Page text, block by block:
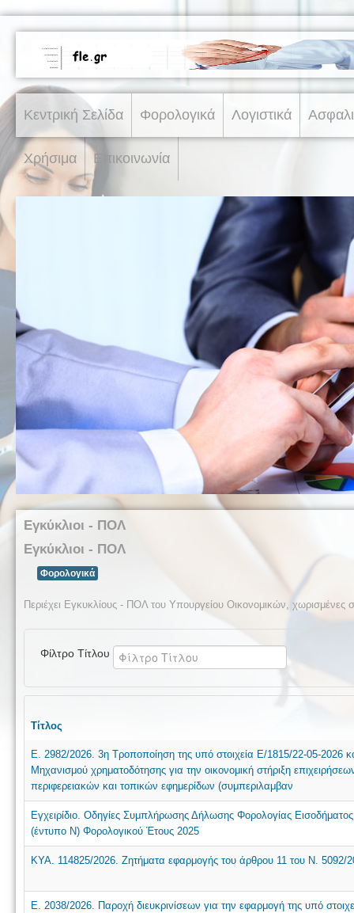
Κεντρική Σελίδα Φορολογικά Λογιστικά
Χρήσιμα Επικοινωνία
Εγκύκλιοι - ΠΟΛ
Εγκύκλιοι - ΠΟΛ
Φορολογικά
Περιέχει Εγκυκλίους - ΠΟΛ του Υπουργείου Οικονομικών, χωρισμένες
Φίλτρο Τίτλου
Τίτλος
Ε. 2982/2026. 3η Τροποποίηση της υπό στοιχεία Ε/1815/22-05-2026
Μηχανισμού χρηματοδότησης για την οικονομική στήριξη
περιφερειακών και τοπικών εφημερίδων (συμπεριλαμβαν
Εγχειρίδιο. Οδηγίες Συμπλήρωσης Δήλωσης Φορολογίας
(έντυπο Ν) Φορολογικού Έτους 2025
ΚΥΑ. 114825/2026. Ζητήματα εφαρμογής του άρθρου 11 του Ν. 5092/
Ε. 2038/2026. Παροχή διευκρινίσεων για την εφαρμογή της υπό